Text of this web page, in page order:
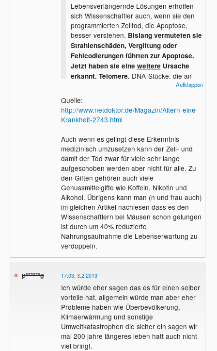
bei Embryonen ) dann könnte ein Mensch
sehr sehr sehr alt werden.
So viel zu Biologischen Seite.
Lebensverlängernde Lösungen erhoffen
sich Wissenschaftler auch, wenn sie den
programmierten Zelltod, die Apoptose,
besser verstehen. Bislang vermuteten sie
Strahlenschäden, Vergiftung oder
Fehlcodierungen führten zur Apoptose.
Jetzt haben sie eine weitere Ursache
erkannt. Telomere, DNA-Stücke, die an
den Enden der Chromosomen sitzen und
keine Erbinformation enthalten, verkürzen
sich bei jeder Zellteilung. Das ist anfangs
nicht weiter tragisch, da das Telomer keine
Erbinformationen enthält. Sind aber alle
Telomere aufgebraucht, werden die
Chromosomen selbst angegriffen und mit
jeder weiteren Zellteilung gehen Gene
verloren. In Krebs- und Geschlechtszellen
wurde beobachtet, dass mit Hilfe des
Enzyms Telomerase verkürzte Telomere
wieder aufgebaut werden. Gelänge es
nun, Telomere in allen Zellen zu
verlängern, könnte der Zelltod sehr lange
aufgeschoben werden.
Aufklappen
Quelle:
http://www.netdoktor.de/Magazin/Altern-eine-
Krankheit-2743.html
Auch wenn es gelingt diese Erkenntnis
medizinisch umzusetzen kann der Zell- und
damit der Tod zwar für viele sehr lange
aufgeschoben werden aber nicht für alle. Zu
den Giften gehören auch viele
Genussmittelgifte wie Koffein, Nikotin und
Alkohol. Übrigens kann man (n und frau auch)
im gleichen Artikel nachlesen dass es den
Wissenschaftlern bei Mäusen schon gelungen
ist durch um 40% reduzierte
Nahrungsaufnahme die Lebenserwartung zu
verdoppeln.
p******g 17:03, 3.2.2013
Ich würde eher sagen das es für einen selber
vorteile hat, allgemein würde man aber eher
Probleme haben wie Überbevölkerung,
Klimaerwärmung und sonstige
Umweltkatastrophen die sicher ein sagen wir
mal 200 jahre längeres leben hatt auch nicht
viel bringt.